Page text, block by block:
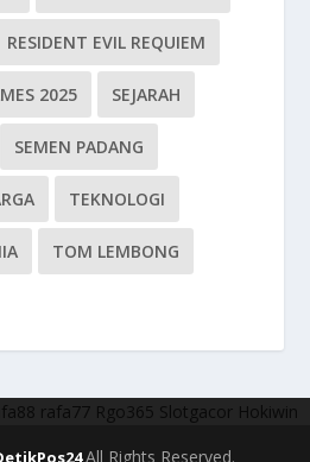
RESIDENT EVIL REQUIEM
2025 SEJARAH
SEMEN PADANG
TEKNOLOGI
TOM LEMBONG
rafa77 Rgo365 Slotgacor Hokiwin
All Rights Reserved.